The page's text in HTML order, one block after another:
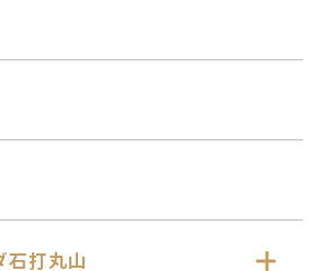
石打丸山